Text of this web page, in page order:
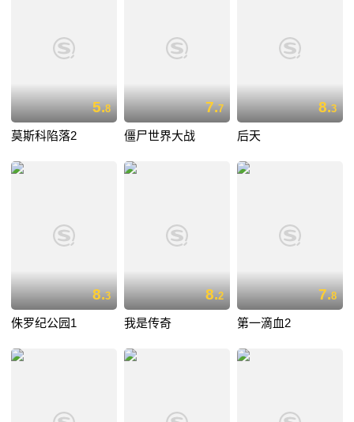
5.8
莫斯科陷落2
7.7
僵尸世界大战
8.3
后天
8.3
侏罗纪公园1
8.2
我是传奇
7.8
第一滴血2